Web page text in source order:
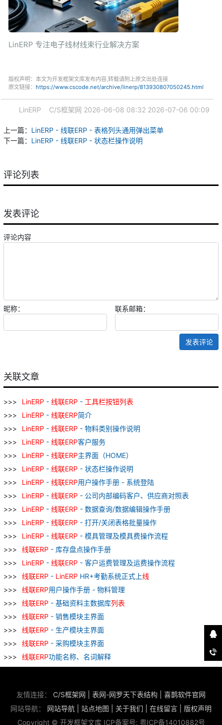
LinERP 专注电子线材线束行业解决方案
版权声明：本文为开发框架文库发布内容,转载请附上原文出处连接
原文链接： https://www.cscode.net/archive/linerp/813930807050245.html
LinERP C/S框架网 2026-06-08 08:32 2026-07-06 00:09
上一篇： LinERP - 线联ERP - 表格列头通用弹出菜单
下一篇： LinERP - 线联ERP - 状态栏操作说明
评论列表
发表评论
评论内容
昵称： 联系邮箱：
发表评论
关联文章
LinERP - 线联ERP - 工具栏按钮列表
LinERP - 线联ERP简介
LinERP - 线联ERP - 物料类别操作说明
LinERP - 线联ERP客户服务
LinERP - 线联ERP主界面（HOME）
LinERP - 线联ERP - 状态栏操作说明
LinERP - 线联ERP用户操作手册 - 系统登陆
LinERP - 线联ERP - 公司内部编码客户、供应商对照表
LinERP - 线联ERP - 数据查询/数据编辑操作手册
LinERP - 线联ERP - 打开/关闭表格批量操作
LinERP - 线联ERP - 模具管理及模具费操作流程
线联ERP - 库存盘点操作手册
LinERP - 线联ERP - 客户运费管理及运费操作流程
线联ERP - LinERP HR+考勤系统正式上线
线联ERP用户操作手册 - 物料管理
线联ERP - 基础资料主数据库列表
线联ERP - 销售模块主界面
线联ERP - 生产模块主界面
线联ERP - 采购模块主界面
线联ERP功能名称、名词解释
友情连接： C/S框架网 表网-网罗天下表结构
喜鹊软件官网
网站导航： 网站导航 站点地图 关于我们 在线留言
版权声明
Copyright © 开发框架文库 ICP备案号: 粤ICP备14010882号